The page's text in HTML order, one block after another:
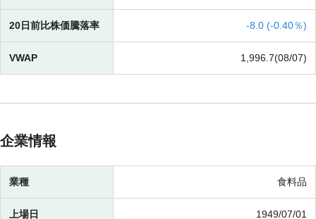
20日前比株価騰落率 -8.0 (-0.40％)
VWAP 1,996.7(08/07)
企業情報
業種 食料品
上場日 1949/07/01